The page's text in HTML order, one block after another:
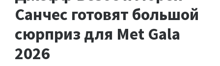
Санчес готовят большой
сюрприз для Met Gala
2026